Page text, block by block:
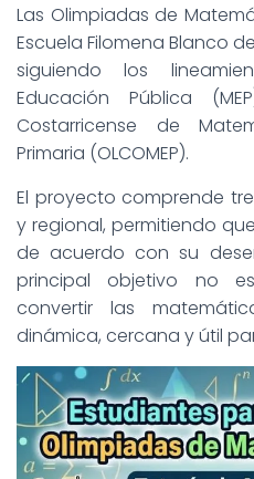
Las Olimpiadas de
Escuela Filomena Blanco
siguiendo los
Educación Pública
Costarricense de
Primaria (OLCOMEP).
El proyecto comprende
y regional, permitiendo
de acuerdo con su
principal objetivo no
convertir las
dinámica, cercana y útil